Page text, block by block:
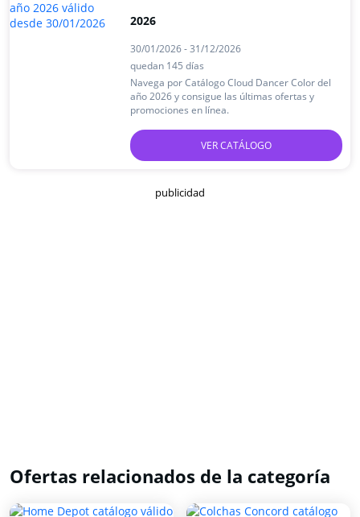
2026
30/01/2026 - 31/12/2026
quedan 145 días
Navega por Catálogo Cloud Dancer Color del
año 2026 y consigue las últimas ofertas y
promociones en línea.
VER CATÁLOGO
publicidad
Ofertas relacionados de la categoría